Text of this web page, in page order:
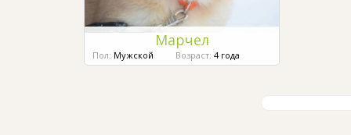
Марчел
Пол: Мужской Возраст: 4 года